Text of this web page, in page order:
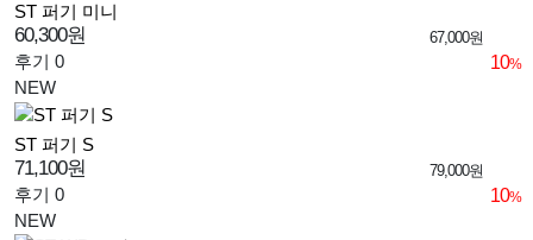
ST 퍼기 미니
60,300원 67,000원
10%
후기 0
NEW
ST 퍼기 S
71,100원 79,000원
10%
후기 0
NEW